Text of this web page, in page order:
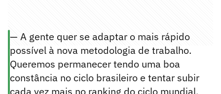
— A gente quer se adaptar o mais rápido
possível à nova metodologia de trabalho.
Queremos permanecer tendo uma boa
constância no ciclo brasileiro e tentar subir
cada vez mais no ranking do ciclo mundial,